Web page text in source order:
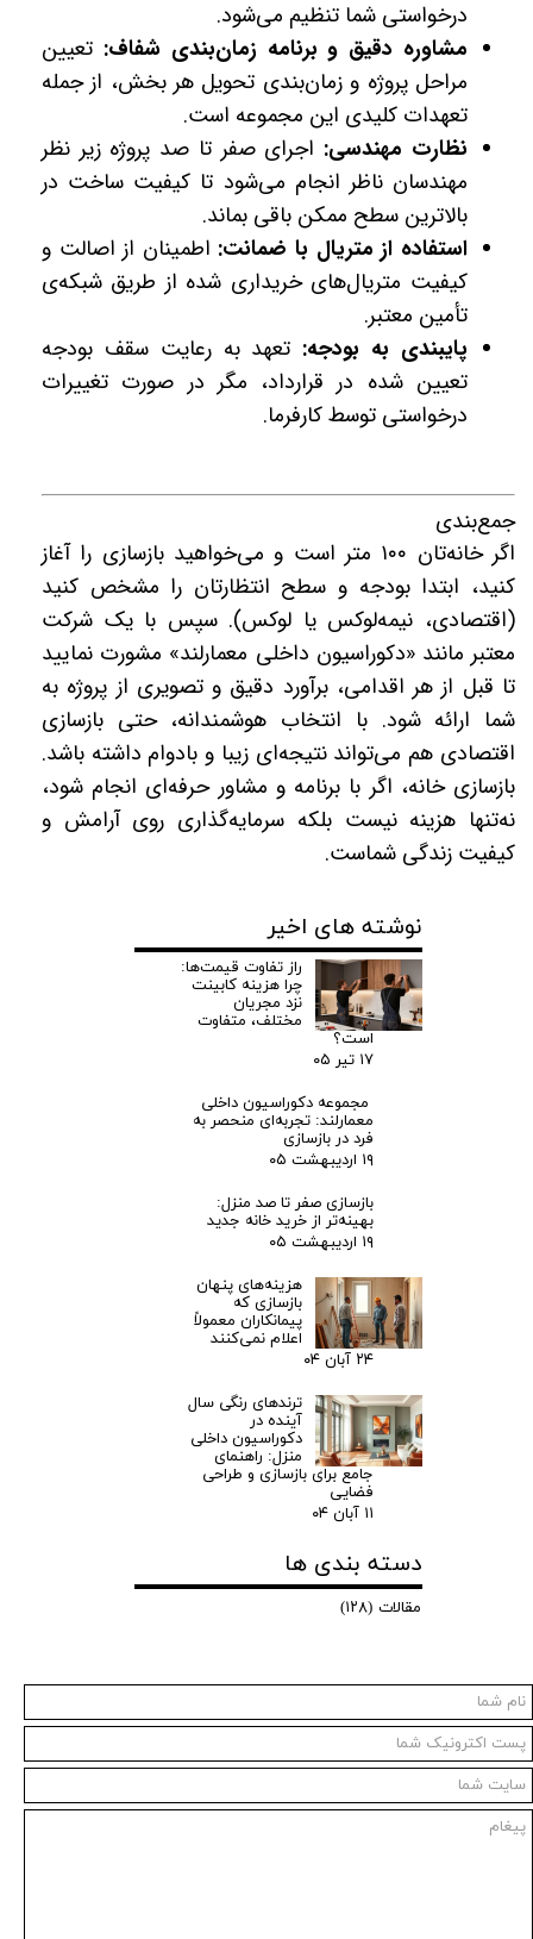
درخواستی شما تنظیم می‌شود.
مشاوره دقیق و برنامه زمان‌بندی شفاف: تعیین
مراحل پروژه و زمان‌بندی تحویل هر بخش، از جمله
تعهدات کلیدی این مجموعه است.
نظارت مهندسی: اجرای صفر تا صد پروژه زیر نظر
مهندسان ناظر انجام می‌شود تا کیفیت ساخت در
بالاترین سطح ممکن باقی بماند.
استفاده از متریال با ضمانت: اطمینان از اصالت و
کیفیت متریال‌های خریداری شده از طریق شبکه‌ی
تأمین معتبر.
پایبندی به بودجه: تعهد به رعایت سقف بودجه
تعیین شده در قرارداد، مگر در صورت تغییرات
درخواستی توسط کارفرما.
جمع‌بندی
اگر خانه‌تان ۱۰۰ متر است و می‌خواهید بازسازی را آغاز
کنید، ابتدا بودجه و سطح انتظارتان را مشخص کنید
(اقتصادی، نیمه‌لوکس یا لوکس). سپس با یک شرکت
معتبر مانند «دکوراسیون داخلی معمارلند» مشورت نمایید
تا قبل از هر اقدامی، برآورد دقیق و تصویری از پروژه به
شما ارائه شود. با انتخاب هوشمندانه، حتی بازسازی
اقتصادی هم می‌تواند نتیجه‌ای زیبا و بادوام داشته باشد.
بازسازی خانه، اگر با برنامه و مشاور حرفه‌ای انجام شود،
نه‌تنها هزینه نیست بلکه سرمایه‌گذاری روی آرامش و
کیفیت زندگی شماست.
نوشته های اخیر
راز تفاوت قیمت‌ها:
چرا هزینه کابینت
نزد مجریان
مختلف، متفاوت
است؟
۱۷ تیر ۰۵
مجموعه دکوراسیون داخلی
معمارلند: تجربه‌ای منحصر به
فرد در بازسازی
۱۹ اردیبهشت ۰۵
بازسازی صفر تا صد منزل:
بهینه‌تر از خرید خانه جدید
۱۹ اردیبهشت ۰۵
هزینه‌های پنهان
بازسازی که
پیمانکاران معمولاً
اعلام نمی‌کنند
۲۴ آبان ۰۴
ترندهای رنگی سال
آینده در
دکوراسیون داخلی
منزل: راهنمای
جامع برای بازسازی و طراحی
فضایی
۱۱ آبان ۰۴
دسته بندی ها
مقالات (۱۲۸)